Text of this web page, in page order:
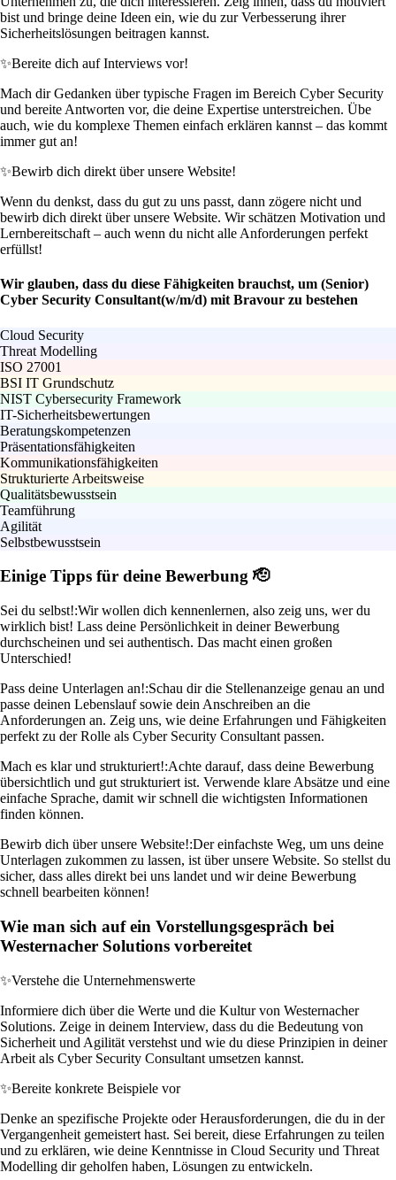
bist und bringe deine Ideen ein, wie du zur Verbesserung ihrer
Sicherheitslösungen beitragen kannst.
✨Bereite dich auf Interviews vor!
Mach dir Gedanken über typische Fragen im Bereich Cyber Security
und bereite Antworten vor, die deine Expertise unterstreichen. Übe
auch, wie du komplexe Themen einfach erklären kannst – das kommt
immer gut an!
✨Bewirb dich direkt über unsere Website!
Wenn du denkst, dass du gut zu uns passt, dann zögere nicht und
bewirb dich direkt über unsere Website. Wir schätzen Motivation und
Lernbereitschaft – auch wenn du nicht alle Anforderungen perfekt
erfüllst!
Wir glauben, dass du diese Fähigkeiten brauchst, um (Senior)
Cyber Security Consultant(w/m/d) mit Bravour zu bestehen
Cloud Security
Threat Modelling
ISO 27001
BSI IT Grundschutz
NIST Cybersecurity Framework
IT-Sicherheitsbewertungen
Beratungskompetenzen
Präsentationsfähigkeiten
Kommunikationsfähigkeiten
Strukturierte Arbeitsweise
Qualitätsbewusstsein
Teamführung
Agilität
Selbstbewusstsein
Einige Tipps für deine Bewerbung 🫡
Sei du selbst!:Wir wollen dich kennenlernen, also zeig uns, wer du
wirklich bist! Lass deine Persönlichkeit in deiner Bewerbung
durchscheinen und sei authentisch. Das macht einen großen
Unterschied!
Pass deine Unterlagen an!:Schau dir die Stellenanzeige genau an und
passe deinen Lebenslauf sowie dein Anschreiben an die
Anforderungen an. Zeig uns, wie deine Erfahrungen und Fähigkeiten
perfekt zu der Rolle als Cyber Security Consultant passen.
Mach es klar und strukturiert!:Achte darauf, dass deine Bewerbung
übersichtlich und gut strukturiert ist. Verwende klare Absätze und eine
einfache Sprache, damit wir schnell die wichtigsten Informationen
finden können.
Bewirb dich über unsere Website!:Der einfachste Weg, um uns deine
Unterlagen zukommen zu lassen, ist über unsere Website. So stellst du
sicher, dass alles direkt bei uns landet und wir deine Bewerbung
schnell bearbeiten können!
Wie man sich auf ein Vorstellungsgespräch bei
Westernacher Solutions vorbereitet
✨Verstehe die Unternehmenswerte
Informiere dich über die Werte und die Kultur von Westernacher
Solutions. Zeige in deinem Interview, dass du die Bedeutung von
Sicherheit und Agilität verstehst und wie du diese Prinzipien in deiner
Arbeit als Cyber Security Consultant umsetzen kannst.
✨Bereite konkrete Beispiele vor
Denke an spezifische Projekte oder Herausforderungen, die du in der
Vergangenheit gemeistert hast. Sei bereit, diese Erfahrungen zu teilen
und zu erklären, wie deine Kenntnisse in Cloud Security und Threat
Modelling dir geholfen haben, Lösungen zu entwickeln.